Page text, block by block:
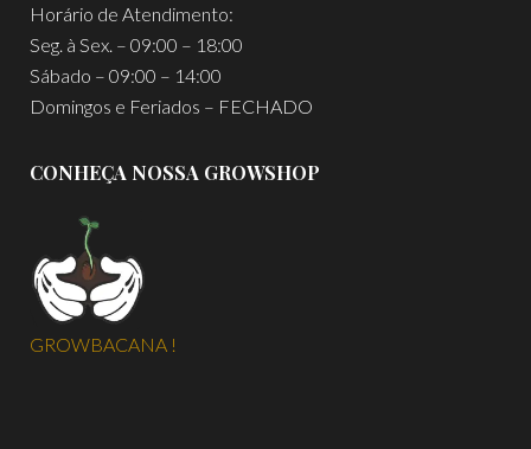
Horário de Atendimento:
Seg. à Sex. – 09:00 – 18:00
Sábado – 09:00 – 14:00
Domingos e Feriados – FECHADO
CONHEÇA NOSSA GROWSHOP
GROWBACANA !